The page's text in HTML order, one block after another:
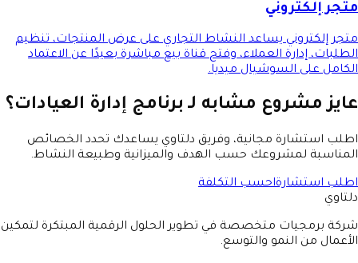
متجر إلكتروني
متجر إلكتروني يساعد النشاط التجاري على عرض المنتجات، تنظيم
الطلبات، إدارة العملاء، وفتح قناة بيع مباشرة بعيدًا عن الاعتماد
الكامل على السوشيال ميديا.
عايز مشروع مشابه لـ برنامج إدارة العيادات؟
اطلب استشارة مجانية، وفريق دلتاوي يساعدك تحدد الخصائص
المناسبة لمشروعك حسب الهدف والميزانية وطبيعة النشاط.
اطلب استشارةاحسب التكلفة
دلتاوي
شركة برمجيات متخصصة في تطوير الحلول الرقمية المبتكرة لتمكين
الأعمال من النمو والتوسع.